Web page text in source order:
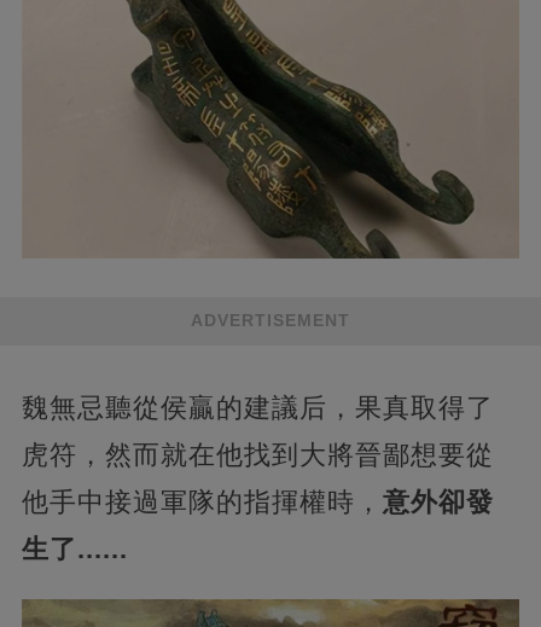
ADVERTISEMENT
魏無忌聽從侯贏的建議后，果真取得了
虎符，然而就在他找到大將晉鄙想要從
他手中接過軍隊的指揮權時， 意外卻發
生了......